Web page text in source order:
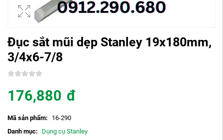
Đục sắt mũi dẹp Stanley 19x180mm,
3/4x6-7/8
176,880 đ
Mã sản phẩm:
16-290
Danh mục:
Dụng cụ Stanley